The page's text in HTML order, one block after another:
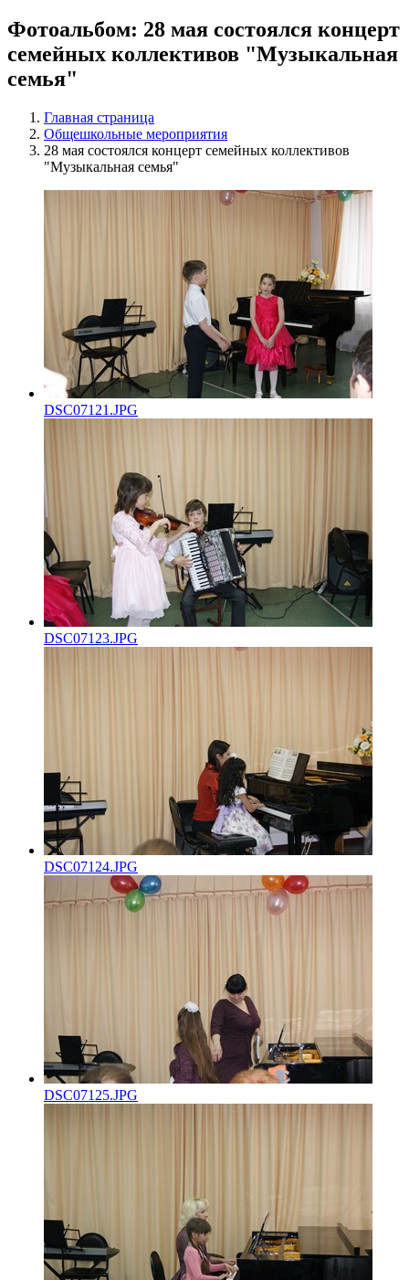
Фотоальбом: 28 мая состоялся концерт
семейных коллективов "Музыкальная
семья"
Главная страница
Общешкольные мероприятия
28 мая состоялся концерт семейных коллективов
"Музыкальная семья"
DSC07121.JPG
DSC07123.JPG
DSC07124.JPG
DSC07125.JPG